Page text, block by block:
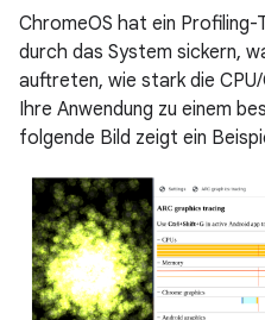
ChromeOS hat ein
durch das System sickern,
auftreten, wie stark die
Ihre Anwendung zu einem
folgende Bild zeigt ein